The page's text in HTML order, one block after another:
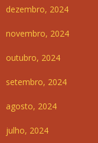
dezembro, 2024
novembro, 2024
outubro, 2024
setembro, 2024
agosto, 2024
julho, 2024